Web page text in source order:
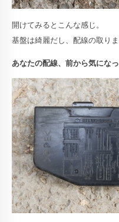
開けてみるとこんな感じ。
基盤は綺麗だし、配線の取り
あなたの配線、前から気にな